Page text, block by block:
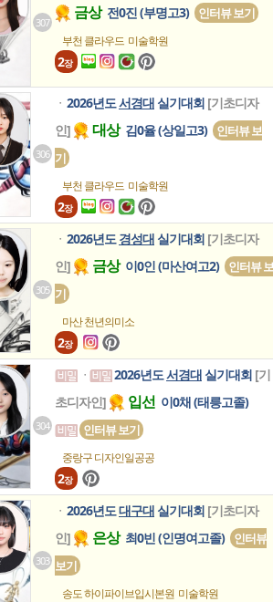
307
금상전0진 (부명고3) 인터뷰 보기
부천 클라우드 미술학원
2장
306
ㆍ 2026년도서경대 실기대회 [기초디자
인]
대상김0율 (상일고3)
인터뷰 보
기
부천 클라우드 미술학원
2장
305
ㆍ 2026년도 경성대 실기대회 [기초디자
인]
금상이0인 (마산여고2)
인터뷰 보
기
마산 천년의미소
2장
304
ㆍ 2026년도서경대 실기대회 [기
초디자인]
입선 이0채 (태릉고졸)
인터뷰 보기
중랑구 디자인일공공
2장
303
ㆍ 2026년도대구대 실기대회 [기초디자
인]
은상최0빈 (인명여고졸)
인터뷰
보기
송도 하이파이브입시본원 미술학원